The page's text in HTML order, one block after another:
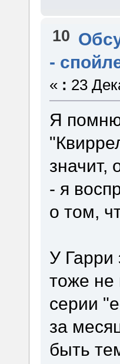
10
-
« : 23
Я
значит,
- я
о том,
У Гарри
тоже не
серии
за
быть